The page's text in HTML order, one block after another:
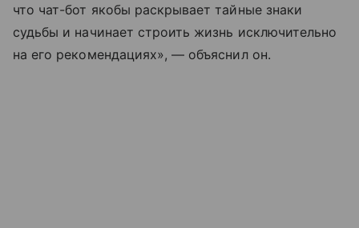
что чат-бот якобы раскрывает тайные знаки
судьбы и начинает строить жизнь исключительно
на его рекомендациях», — объяснил он.